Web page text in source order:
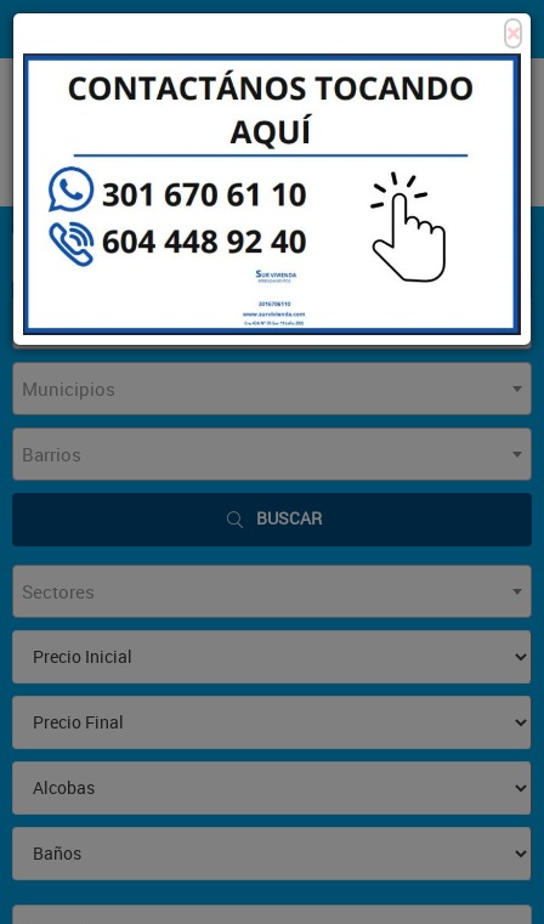
Tipo de inmueble
Municipios
Barrios
BUSCAR
Sectores
×